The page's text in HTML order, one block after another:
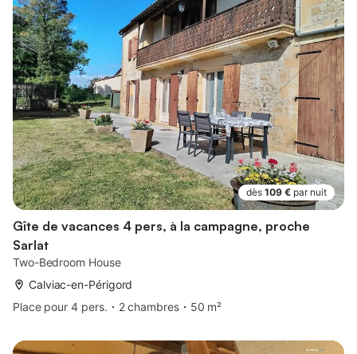
dès 109 € par nuit
Gîte de vacances 4 pers, à la campagne, proche
Sarlat
Two-Bedroom House
Calviac-en-Périgord
Place pour 4 pers.
2 chambres 50 m²